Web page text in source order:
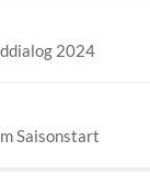
2024
Saisonstart